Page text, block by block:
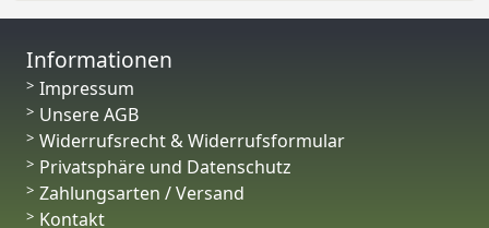
Informationen
Impressum
Unsere AGB
Widerrufsrecht & Widerrufsformular
Privatsphäre und Datenschutz
Zahlungsarten / Versand
Kontakt